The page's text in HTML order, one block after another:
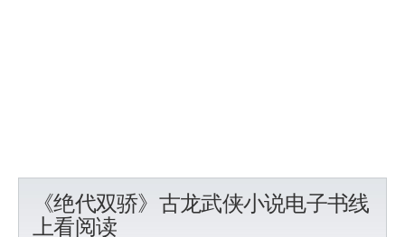
《绝代双骄》古龙武侠小说电子书线
上看阅读